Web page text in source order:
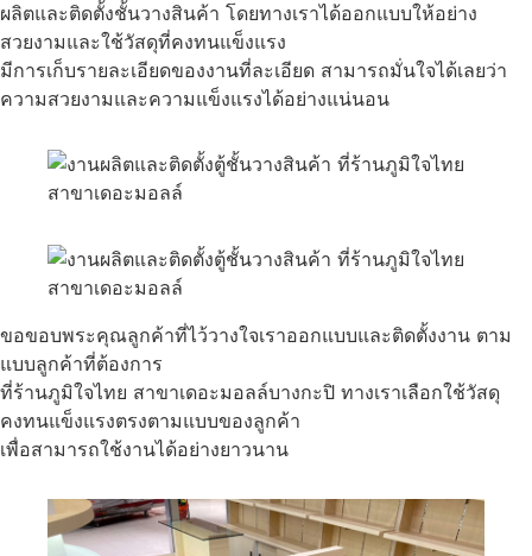
ผลิตและติดตั้งชั้นวางสินค้า โดยทางเราได้ออกแบบให้อย่าง
สวยงามและใช้วัสดุที่คงทนแข็งแรง
มีการเก็บรายละเอียดของงานที่ละเอียด สามารถมั่นใจได้เลยว่า
ความสวยงามและความแข็งแรงได้อย่างแน่นอน
ขอขอบพระคุณลูกค้าที่ไว้วางใจเราออกแบบและติดตั้งงาน ตาม
แบบลูกค้าที่ต้องการ
ที่ร้านภูมิใจไทย สาขาเดอะมอลล์บางกะปิ ทางเราเลือกใช้วัสดุ
คงทนแข็งแรงตรงตามแบบของลูกค้า
เพื่อสามารถใช้งานได้อย่างยาวนาน